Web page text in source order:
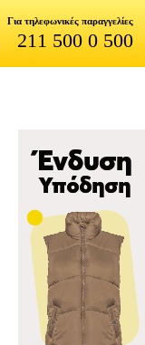
Για τηλεφωνικές παραγγελίες
211 500 0 500